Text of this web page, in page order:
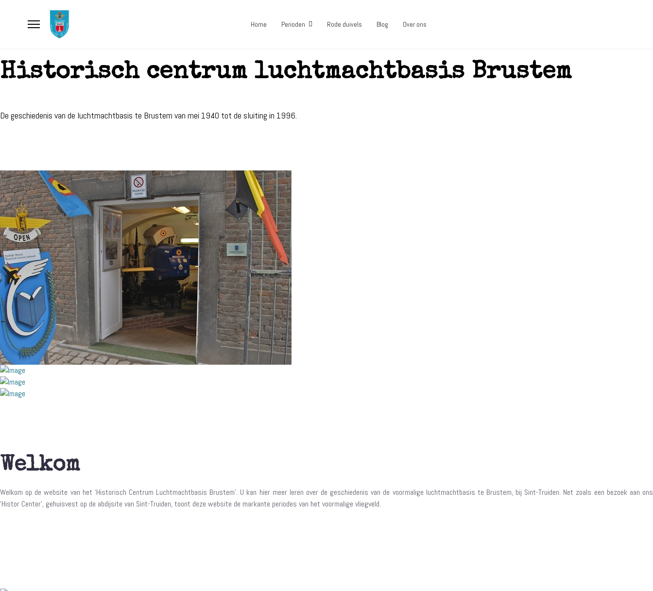
Home Perioden Rode duivels Blog Over ons
Historisch centrum luchtmachtbasis Brustem
De geschiedenis van de luchtmachtbasis te Brustem van mei 1940 tot de sluiting in 1996.
Welkom
Welkom op de website van het ‘Historisch Centrum Luchtmachtbasis Brustem’. U kan hier meer leren over de geschiedenis van de voormalige luchtmachtbasis te Brustem, bij Sint-Truiden. Net zoals een bezoek aan ons
‘Histor Center’, gehuisvest op de abdijsite van Sint-Truiden, toont deze website de markante periodes van het voormalige vliegveld.